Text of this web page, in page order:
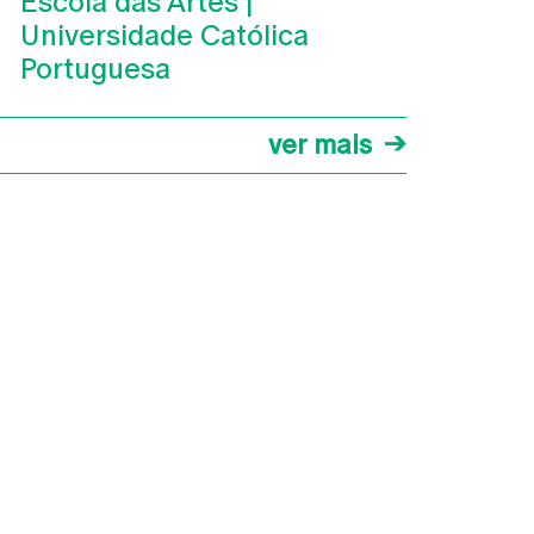
Universidade Católica
Portuguesa
ver mais